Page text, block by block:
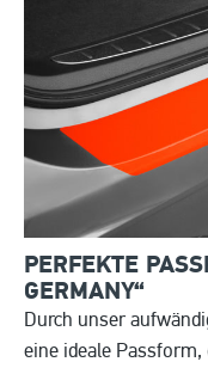
PERFEKTE
GERMANY“
Durch unser
eine ideale